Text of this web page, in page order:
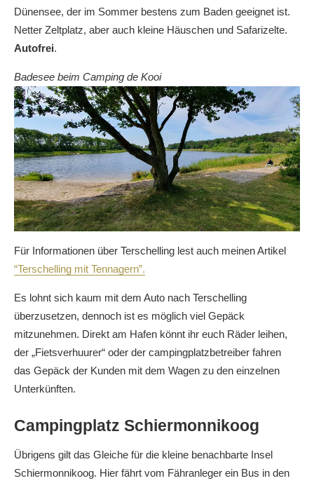
Dünensee, der im Sommer bestens zum Baden geeignet ist.
Netter Zeltplatz, aber auch kleine Häuschen und Safarizelte.
Autofrei.
Badesee beim Camping de Kooi
Für Informationen über Terschelling lest auch meinen Artikel
“Terschelling mit Tennagern”.
Es lohnt sich kaum mit dem Auto nach Terschelling
überzusetzen, dennoch ist es möglich viel Gepäck
mitzunehmen. Direkt am Hafen könnt ihr euch Räder leihen,
der „Fietsverhuurer“ oder der campingplatzbetreiber fahren
das Gepäck der Kunden mit dem Wagen zu den einzelnen
Unterkünften.
Campingplatz Schiermonnikoog
Übrigens gilt das Gleiche für die kleine benachbarte Insel
Schiermonnikoog. Hier fährt vom Fähranleger ein Bus in den